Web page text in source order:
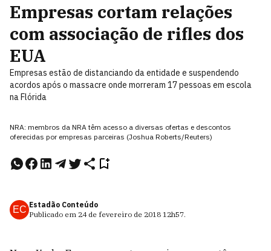
Empresas cortam relações
com associação de rifles dos
EUA
Empresas estão de distanciando da entidade e suspendendo
acordos após o massacre onde morreram 17 pessoas em escola
na Flórida
NRA: membros da NRA têm acesso a diversas ofertas e descontos
oferecidas por empresas parceiras (Joshua Roberts/Reuters)
EC Estadão Conteúdo
Publicado em 24 de fevereiro de 2018 12h57.